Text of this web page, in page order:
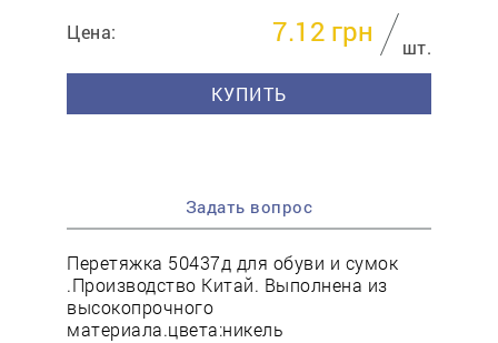
Цена: 7.12 грн
шт.
КУПИТЬ
Задать вопрос
Перетяжка 50437д для обуви и сумок
.Производство Китай. Выполнена из
высокопрочного
материала.цвета:никель